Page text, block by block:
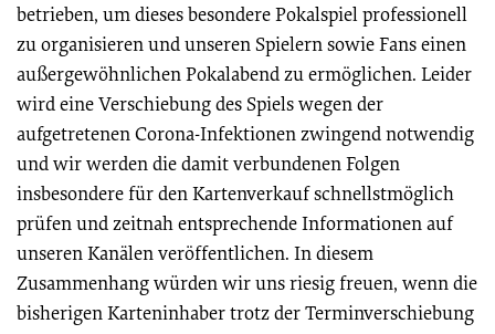
betrieben, um dieses besondere Pokalspiel professionell
zu organisieren und unseren Spielern sowie Fans einen
außergewöhnlichen Pokalabend zu ermöglichen. Leider
wird eine Verschiebung des Spiels wegen der
aufgetretenen Corona-Infektionen zwingend notwendig
und wir werden die damit verbundenen Folgen
insbesondere für den Kartenverkauf schnellstmöglich
prüfen und zeitnah entsprechende Informationen auf
unseren Kanälen veröffentlichen. In diesem
Zusammenhang würden wir uns riesig freuen, wenn die
bisherigen Karteninhaber trotz der Terminverschiebung